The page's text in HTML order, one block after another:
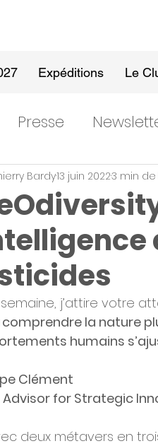
Expéditions Le
Presse
Bardy13 juin 20223 min
j’attire votre
la nature
humains
Clément
Advisor for Strategic
deux métavers en